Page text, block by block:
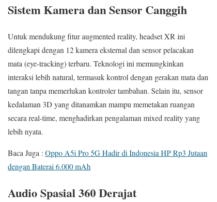
Sistem Kamera dan Sensor Canggih
Untuk mendukung fitur augmented reality, headset XR ini
dilengkapi dengan 12 kamera eksternal dan sensor pelacakan
mata (eye-tracking) terbaru. Teknologi ini memungkinkan
interaksi lebih natural, termasuk kontrol dengan gerakan mata dan
tangan tanpa memerlukan kontroler tambahan. Selain itu, sensor
kedalaman 3D yang ditanamkan mampu memetakan ruangan
secara real-time, menghadirkan pengalaman mixed reality yang
lebih nyata.
Baca Juga : Oppo A5i Pro 5G Hadir di Indonesia HP Rp3 Jutaan
dengan Baterai 6.000 mAh
Audio Spasial 360 Derajat